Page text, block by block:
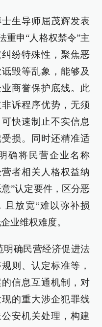
生导师屈茂辉发表
重申“人格权禁令”主
纷特殊性，聚焦恶
毁等乱象，能够及
商誉保护底线。此
诉程序优势，无须
快速制止不实信息
损。同时还精准适
确将民营企业名称
者相关人格权益纳
”认定要件，区分恶
且放宽“难以弥补损
业维权难度。
明确民营经济促进法
则、认定标准等，
信息互通机制，对
的重大涉企犯罪线
安机关处理，构建